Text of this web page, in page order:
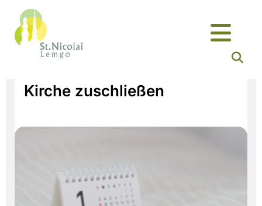
Kirche zuschließen